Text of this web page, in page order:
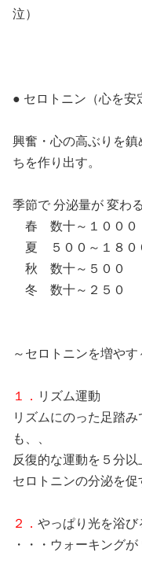
泣）
● セロトニン（心を安
興奮・心の高ぶりを
ちを作り出す。
季節で 分泌量が 変わ
春 数十～１０００
夏 ５００～１８０
秋 数十～５００
冬 数十～２５０
～セロトニンを増やす
１． リズム運動
リズムにのった足踏
も、、
反復的な運動を５分以
セロトニンの分泌を
２． やっぱり光を浴び
・・・ウォーキング